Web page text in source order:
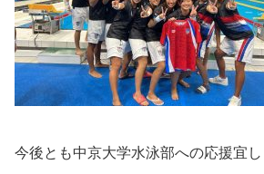
今後とも中京大学水泳部への応援宜し